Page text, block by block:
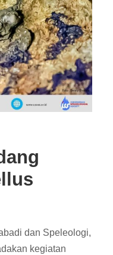
dan Speleologi,
kegiatan